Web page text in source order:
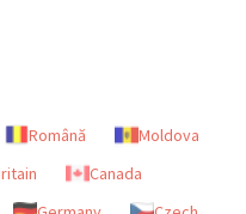
Română
Moldova
Canada